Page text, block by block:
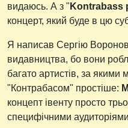
видаюсь. А з " Kontrabass
концерт, який буде в цю
Я написав Сергію
видавництва, бо вони
багато артистів, за якими
"Контрабасом" простіше:
концепт івенту просто
специфічними